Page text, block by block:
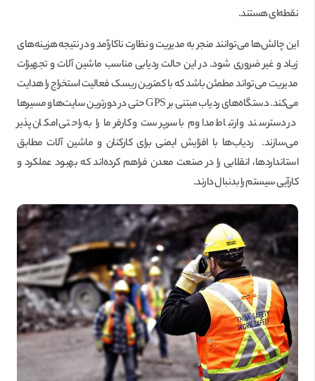
نقطه‌ای هستند.
این چالش‌ها می‌توانند منجر به مدیریت و نظارت ناکارآمد و در نتیجه هزینه‌های
زیاد و غیر ضروری شود. در این حالت ردیابی مناسب ماشین آلات و تجهیزات
مدیریت می‌تواند مطمئن باشد که با کمترین ریسک فعالیت استخراج را هدایت
می‌کند. دستگاه‌های ردیاب مبتنی بر GPS حتی در دورترین سایت‌ها و مسیرها
در دسترسند و ارتباط مداوم با سرپرست و کارفرما را به راحتی امکان پذیر
می‌سازند. ردیاب‌ها با افزایش ایمنی برای کارکنان و ماشین آلات مطابق
استانداردها، انقلابی را در صنعت معدن فراهم کرده‌اند که بهبود عملکرد و
کارآیی سیستم را بدنبال دارند.